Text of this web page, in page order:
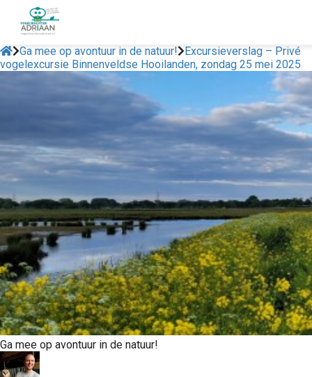
Ga mee op avontuur in de natuur!
Excursieverslag – Privé
vogelexcursie Binnenveldse Hooilanden, zondag 25 mei 2025
Ga mee op avontuur in de natuur!